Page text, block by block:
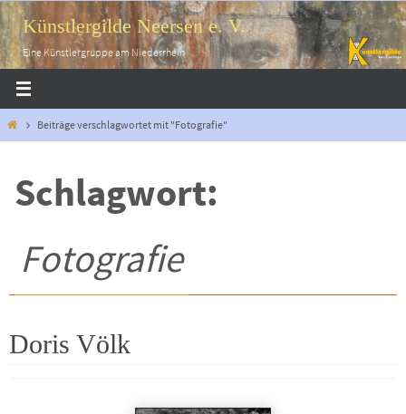
Zum
Inhalt
springen
Künstlergilde Neersen e. V.
Eine Künstlergruppe am Niederrhein
StartBeiträge verschlagwortet mit "Fotografie"
Schlagwort:
Fotografie
Doris Völk